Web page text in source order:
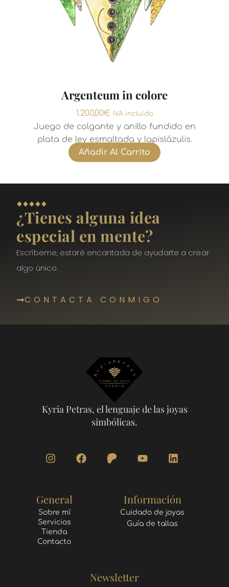
Argenteum in colore
1.200,00€ IVA incluido
Juego de colgante y anillo fundido en
plata de ley esmaltada y lapislázulis.
Añadir Al Carrito
¿Tienes alguna idea
especial en mente?
Escríbeme, estaré encantada de ayudarte a crear
algo único.
CONTACTA CONMIGO
Kyria Petras, el lenguaje de las joyas
simbólicas.
I
n
g
r
a
m
F
a
Y
o
b
e
L
i
e
d
i
n
General
Sobre mí
Servicios
Tienda
Contacto
Información
Cuidado de joyas
Guía de tallas
Newsletter